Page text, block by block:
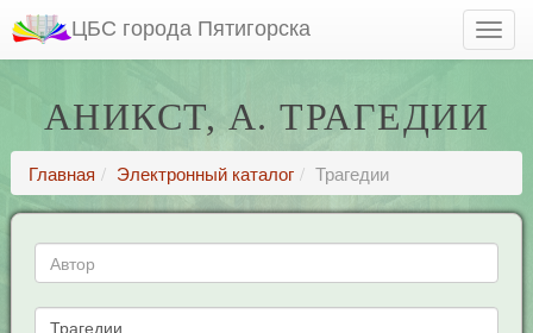
ЦБС города Пятигорска
АНИКСТ, А. ТРАГЕДИИ
Главная Электронный каталог Трагедии